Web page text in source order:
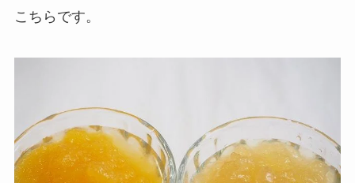
こちらです。